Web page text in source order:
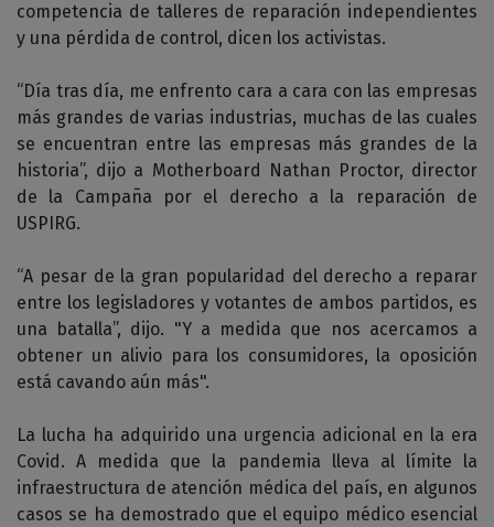
competencia de talleres de reparación independientes
y una pérdida de control, dicen los activistas.
“Día tras día, me enfrento cara a cara con las empresas
más grandes de varias industrias, muchas de las cuales
se encuentran entre las empresas más grandes de la
historia”, dijo a Motherboard Nathan Proctor, director
de la Campaña por el derecho a la reparación de
USPIRG.
“A pesar de la gran popularidad del derecho a reparar
entre los legisladores y votantes de ambos partidos, es
una batalla”, dijo. "Y a medida que nos acercamos a
obtener un alivio para los consumidores, la oposición
está cavando aún más".
La lucha ha adquirido una urgencia adicional en la era
Covid. A medida que la pandemia lleva al límite la
infraestructura de atención médica del país, en algunos
casos se ha demostrado que el equipo médico esencial